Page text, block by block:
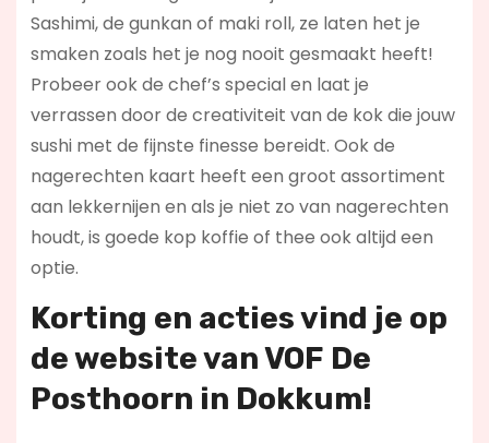
Sashimi, de gunkan of maki roll, ze laten het je
smaken zoals het je nog nooit gesmaakt heeft!
Probeer ook de chef’s special en laat je
verrassen door de creativiteit van de kok die jouw
sushi met de fijnste finesse bereidt. Ook de
nagerechten kaart heeft een groot assortiment
aan lekkernijen en als je niet zo van nagerechten
houdt, is goede kop koffie of thee ook altijd een
optie.
Korting en acties vind je op
de website van VOF De
Posthoorn in Dokkum!